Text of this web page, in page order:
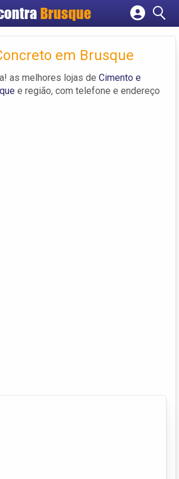
Brusque
Cadastrar empresa
Criar contaem Brusque
as melhores lojas de Cimento e
e região, com telefone e endereço